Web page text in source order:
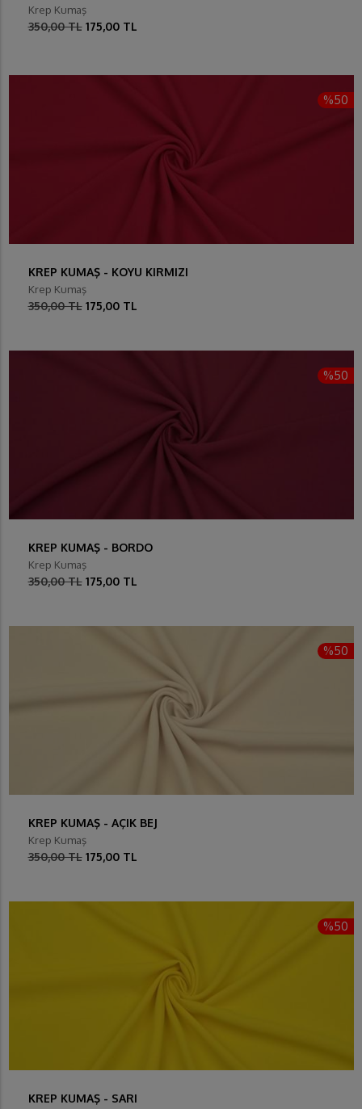
Krep Kumaş
350,00 TL 175,00 TL
%50
KREP KUMAŞ - KOYU KIRMIZI
Krep Kumaş
350,00 TL 175,00 TL
%50
KREP KUMAŞ - BORDO
Krep Kumaş
350,00 TL 175,00 TL
%50
KREP KUMAŞ - AÇIK BEJ
Krep Kumaş
350,00 TL 175,00 TL
%50
KREP KUMAŞ - SARI